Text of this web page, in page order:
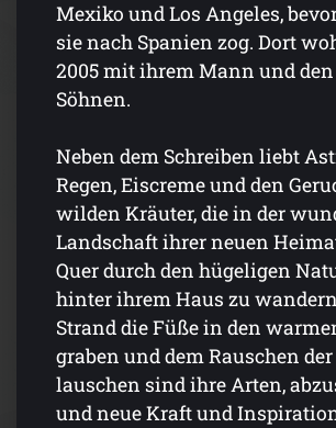
Mexiko und Los Angeles,
sie nach Spanien zog. Dort
2005 mit ihrem Mann und
Söhnen.
Neben dem Schreiben liebt
Regen, Eiscreme und den
wilden Kräuter, die in der
Landschaft ihrer neuen
Quer durch den hügeligen
hinter ihrem Haus zu
Strand die Füße in den
graben und dem Rauschen
lauschen sind ihre Arten,
und neue Kraft und